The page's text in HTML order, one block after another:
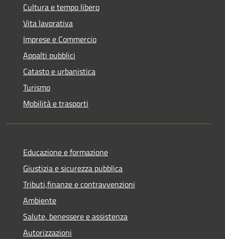
Cultura e tempo libero
Vita lavorativa
Imprese e Commercio
Appalti pubblici
Catasto e urbanistica
Turismo
Mobilità e trasporti
Educazione e formazione
Giustizia e sicurezza pubblica
Tributi,finanze e contravvenzioni
Ambiente
Salute, benessere e assistenza
Autorizzazioni